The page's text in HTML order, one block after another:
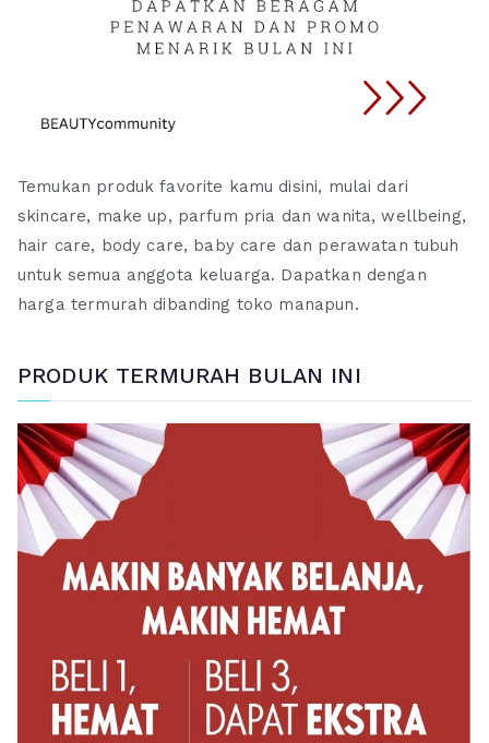
Temukan produk favorite kamu disini, mulai dari
skincare, make up, parfum pria dan wanita, wellbeing,
hair care, body care, baby care dan perawatan tubuh
untuk semua anggota keluarga. Dapatkan dengan
harga termurah dibanding toko manapun.
PRODUK TERMURAH BULAN INI